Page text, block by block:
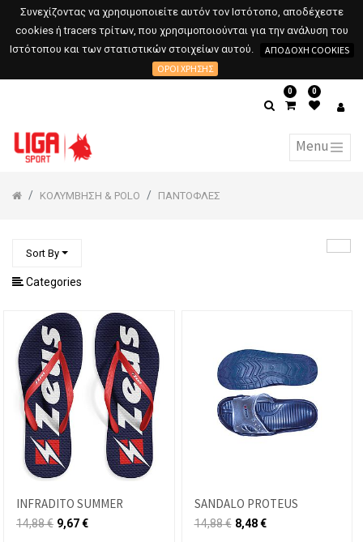
Συνεχίζοντας να χρησιμοποιείτε αυτόν τον Ιστότοπο, αποδέχεστε
cookies ή tracers τρίτων, που χρησιμοποιούνται για την ανάλυση του
Ιστότοπου και των στατιστικών στοιχείων αυτού.
ΑΠΟΔΟΧΉ COOKIES
ΌΡΟΙ ΧΡΉΣΗΣ
0 0
ΚΟΛΥΜΒΗΣΗ & POLO ΠΑΝΤΟΦΛΕΣ
Sort By
Categories
INFRADITO SUMMER
14,88€ 9,67€
SANDALO PROTEUS
14,88€ 8,48€